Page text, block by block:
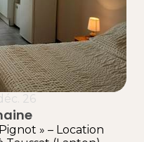
26
» – Location